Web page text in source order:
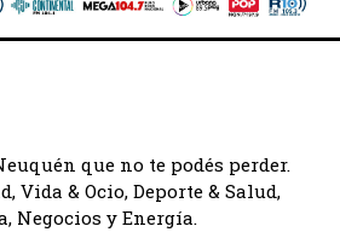
que no te podés perder.
Vida & Ocio, Deporte & Salud,
Negocios y Energía.